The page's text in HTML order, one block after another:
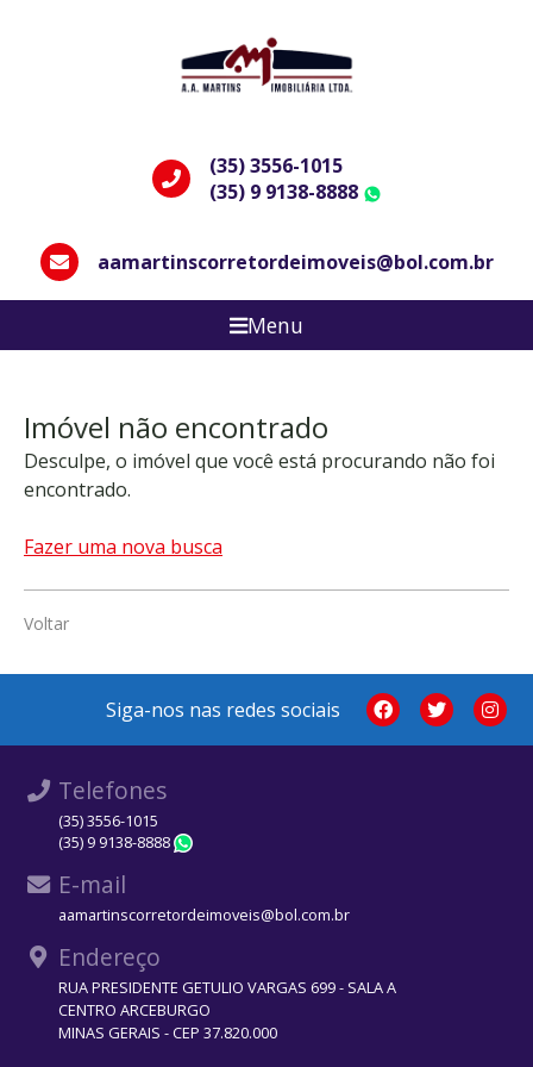
(35) 3556-1015
(35) 9 9138-8888
aamartinscorretordeimoveis@bol.com.br
Menu
Imóvel não encontrado
Desculpe, o imóvel que você está procurando não foi
encontrado.
Fazer uma nova busca
Voltar
Siga-nos nas redes sociais
Telefones
(35) 3556-1015
(35) 9 9138-8888
E-mail
aamartinscorretordeimoveis@bol.com.br
Endereço
RUA PRESIDENTE GETULIO VARGAS 699 - SALA A
CENTRO ARCEBURGO
MINAS GERAIS - CEP 37.820.000